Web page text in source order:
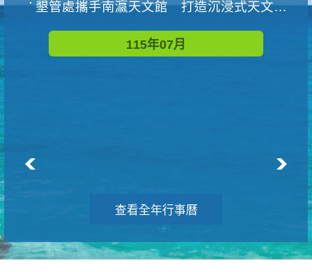
墾管處攜手南瀛天文館 打造沉浸式天文探索營隊
115年07月
查看全年行事曆